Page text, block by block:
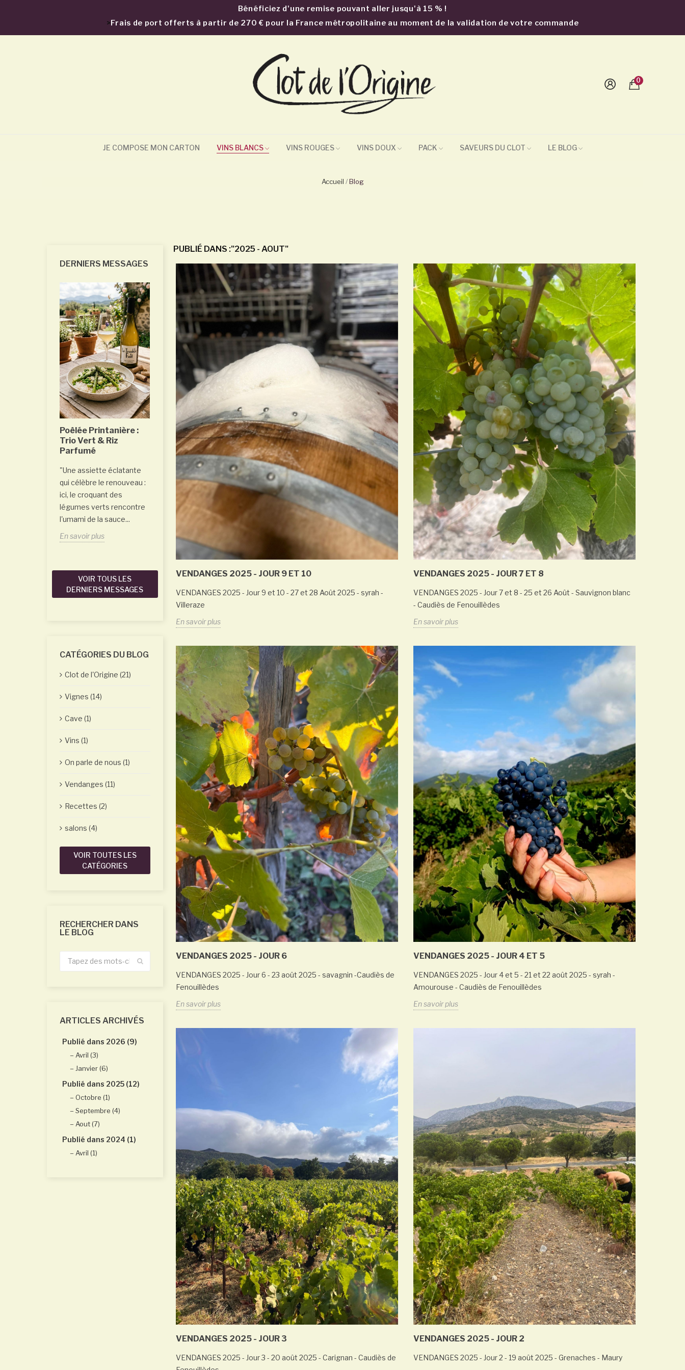
Bénéficiez d'une remise pouvant aller jusqu'à 15 % !
>Frais de port offerts à partir de 270 € pour la France métropolitaine au moment de la validation de votre commande
0
JE COMPOSE MON CARTON VINS BLANCS VINS ROUGES VINS DOUX PACK SAVEURS DU CLOT LE BLOG
Accueil Blog
DERNIERS MESSAGES
Poêlée Printanière :
Trio Vert & Riz
Parfumé
"Une assiette éclatante
qui célèbre le renouveau :
ici, le croquant des
légumes verts rencontre
l'umami de la sauce...
En savoir plus
Mars 2026: Passage
de l'intercep dans les
Grenaches
Saviez-vous qu'on peut
frôler une vigne à
quelques millimètres sans
En savoir plus
MISE en BOUTEILLE
du TROUBLE FAIT
2023
Première Mise en
Bouteille de l'année: le
Trouble Fait 2023
En savoir plus
Taille en gobelet du
grenache
Taille en Gobelet du
grenache, Pourquoi?
En savoir plus
Taille 2026 - La
coulure du Grenache
Taille 2026 - qu'est ce que
c'est que La coulure du
Grenache
En savoir plus
Terroirissime Lille
2026
Saloon Lille le 30 Mars
2026
En savoir plus
VOIR TOUS LES
DERNIERS MESSAGES
CATÉGORIES DU BLOG
Clot de l'Origine (21)
Vignes (14)
Cave (1)
Vins (1)
On parle de nous (1)
Vendanges (11)
Recettes (2)
salons (4)
VOIR TOUTES LES
CATÉGORIES
RECHERCHER DANS
LE BLOG
ARTICLES ARCHIVÉS
Publié dans 2026 (9)
Avril (3)
Janvier (6)
Publié dans 2025 (12)
Octobre (1)
Septembre (4)
Aout (7)
Publié dans 2024 (1)
Avril (1)
PUBLIÉ DANS :"2025 - AOUT"
VENDANGES 2025 - JOUR 9 ET 10
VENDANGES 2025 - Jour 9 et 10 - 27 et 28 Août 2025 - syrah -
Villeraze
En savoir plus
VENDANGES 2025 - JOUR 7 ET 8
VENDANGES 2025 - Jour 7 et 8 - 25 et 26 Août - Sauvignon blanc
- Caudiès de Fenouillèdes
En savoir plus
VENDANGES 2025 - JOUR 6
VENDANGES 2025 - Jour 6 - 23 août 2025 - savagnin -Caudiès de
Fenouillèdes
En savoir plus
VENDANGES 2025 - JOUR 4 ET 5
VENDANGES 2025 - Jour 4 et 5 - 21 et 22 août 2025 - syrah -
Amourouse - Caudiès de Fenouillèdes
En savoir plus
VENDANGES 2025 - JOUR 3
VENDANGES 2025 - Jour 3 - 20 août 2025 - Carignan - Caudiès de
VENDANGES 2025 - JOUR 2
VENDANGES 2025 - Jour 2 - 19 août 2025 - Grenaches - Maury